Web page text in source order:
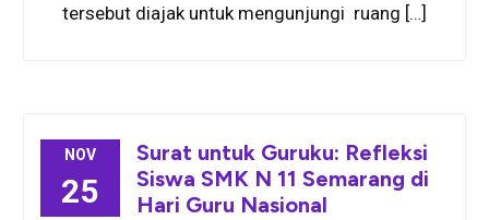
tersebut diajak untuk mengunjungi ruang […]
NOV
25
Surat untuk Guruku: Refleksi
Siswa SMK N 11 Semarang di
Hari Guru Nasional